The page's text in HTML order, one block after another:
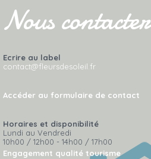
Nous contacter
Ecrire au label
contact@fleursdesoleil.fr
Accéder au formulaire de contact
Horaires et disponibilité
Lundi au Vendredi
10h00 / 12h00 - 14h00 / 17h00
Engagement qualité tourisme